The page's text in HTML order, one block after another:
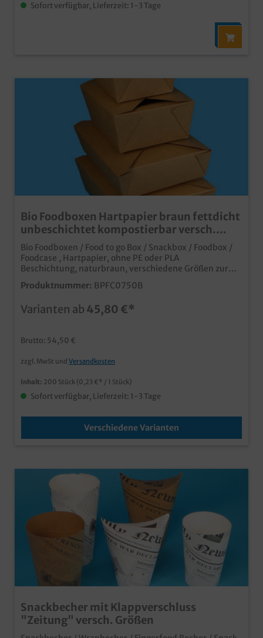
Sofort verfügbar, Lieferzeit: 1-3 Tage
Bio Foodboxen Hartpapier braun fettdicht
unbeschichtet kompostierbar versch.
Größen
Bio Foodboxen / Food to go Box / Snackbox / Foodbox /
Foodcase , Hartpapier, ohne PE oder PLA
Beschichtung, naturbraun, verschiedene Größen zur
Auswahl: 750ml 113x90x64mm 600St. / 1300ml
149x116x64mm 300St. / 1500ml 197x140x48mm
Snackbox / Lunchbox aus Bio Hartpapier mit stylischem
feuchtigkeitsresistent und natürlich lebensmittelecht
naturbraun für den rustikalen Bio Look die moderne
Lieferserviceeuropäische Produktion für kurze Wege
und optimierte CO² Bilanz gern unterbreiten wir Ihnen
Sie uns einfach eine Druckanfrage
Produktnummer: BPFC0750B
Varianten ab 45,80 €*
Brutto: 54,50 €
zzgl. MwSt und Versandkosten
Inhalt: 200 Stück (0,23 €* / 1 Stück)
Sofort verfügbar, Lieferzeit: 1-3 Tage
Verschiedene Varianten
Snackbecher mit Klappverschluss
"Zeitung" versch. Größen